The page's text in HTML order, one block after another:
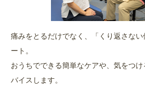
痛みをとるだけでなく、「くり返さな
ート。
おうちでできる簡単なケアや、気をつ
バイスします。